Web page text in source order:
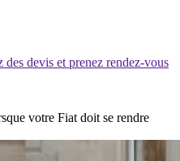
des devis et prenez rendez-vous
votre Fiat doit se rendre